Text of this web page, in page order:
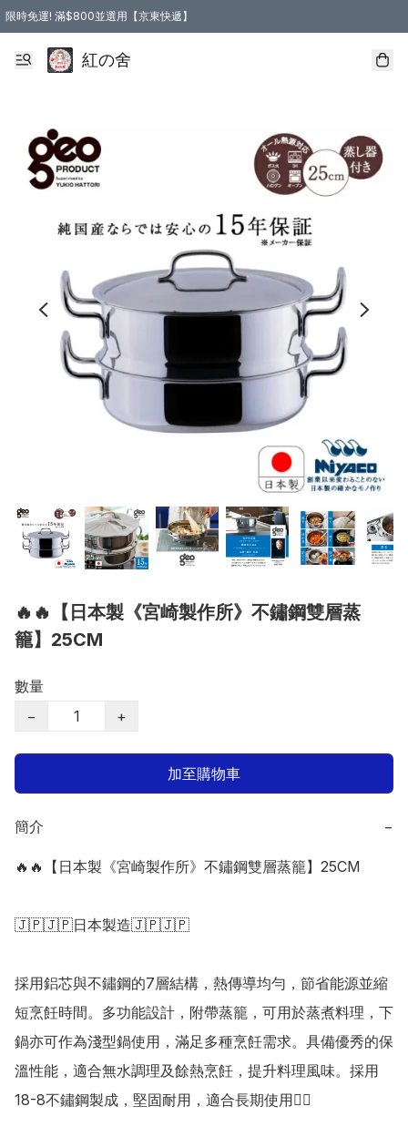
限時免運! 滿$800並選用【京東快遞】
紅の舍
🔥🔥【日本製《宮崎製作所》不鏽鋼雙層蒸
籠】25CM
數量
−
+
加至購物車
簡介 −
🔥🔥【日本製《宮崎製作所》不鏽鋼雙層蒸籠】25CM
🇯🇵🇯🇵日本製造🇯🇵🇯🇵
採用鋁芯與不鏽鋼的7層結構，熱傳導均勻，節省能源並縮
短烹飪時間。多功能設計，附帶蒸籠，可用於蒸煮料理，下
鍋亦可作為淺型鍋使用，滿足多種烹飪需求。具備優秀的保
溫性能，適合無水調理及餘熱烹飪，提升料理風味。採用
18-8不鏽鋼製成，堅固耐用，適合長期使用👍🏻